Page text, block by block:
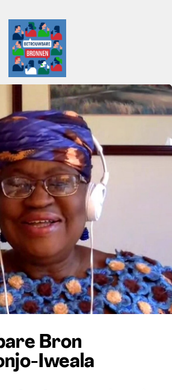
Betrouwbare Bronnen
Bron
Iweala